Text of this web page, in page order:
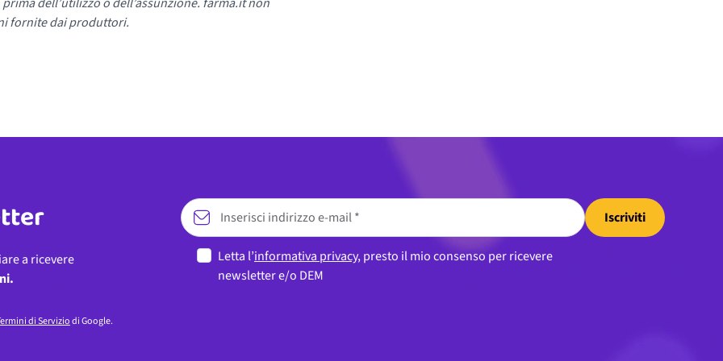
fornite dai produttori.
a ricevere
Iscriviti
Letta l’informativa privacy, presto il mio consenso per ricevere
newsletter e/o DEM
di Serviziodi Google.